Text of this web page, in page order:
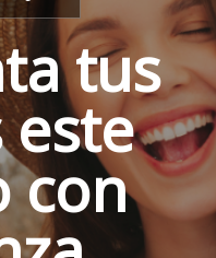
tus
con